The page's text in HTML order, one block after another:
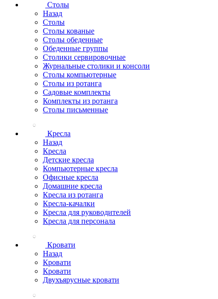
Столы
Назад
Столы
Столы кованые
Столы обеденные
Обеденные группы
Столики сервировочные
Журнальные столики и консоли
Столы компьютерные
Столы из ротанга
Садовые комплекты
Комплекты из ротанга
Столы письменные
Кресла
Назад
Кресла
Детские кресла
Компьютерные кресла
Офисные кресла
Домашние кресла
Кресла из ротанга
Кресла-качалки
Кресла для руководителей
Кресла для персонала
Кровати
Назад
Кровати
Кровати
Двухъярусные кровати